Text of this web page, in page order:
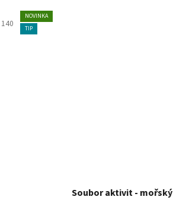
140
NOVINKA
TIP
Soubor aktivit -